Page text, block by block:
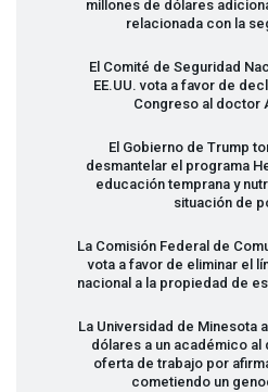
millones de dólares
relacionada con la
El Comité de Seguridad
EE.UU. vota a favor de
Congreso al doctor
El Gobierno de Trump
desmantelar el programa
educación temprana y
situación de
La Comisión Federal de
vota a favor de eliminar el
nacional a la propiedad de
La Universidad de Minesota
dólares a un académico al
oferta de trabajo por
cometiendo un